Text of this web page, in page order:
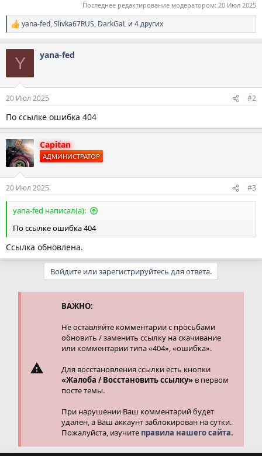
Последнее редактирование модератором: 20 Июл 2025
Р
е
:
yana-fed,Slivka67RUS, DarkGaL и 4 других
Y yana-fed
20 Июл 2025 #2
По ссылке ошибка 404
Capitan
АДМИНИСТРАТОР
20 Июл 2025 #3
yana-fed написал(а):
По ссылке ошибка 404
Ссылка обновлена.
Войдите или зарегистрируйтесь для ответа.
ВАЖНО:
Не оставляйте комментарии с просьбами
обновить / заменить ссылку на скачивание
или комментарии типа «404», «ошибка».
Для восстановления ссылки есть кнопки
«Жалоба / Восстановить ссылку» в первом
посте темы.
При нарушении Ваш комментарий будет
удален, а Ваш аккаунт заблокирован на сутки.
Пожалуйста, изучите правила нашего сайта.